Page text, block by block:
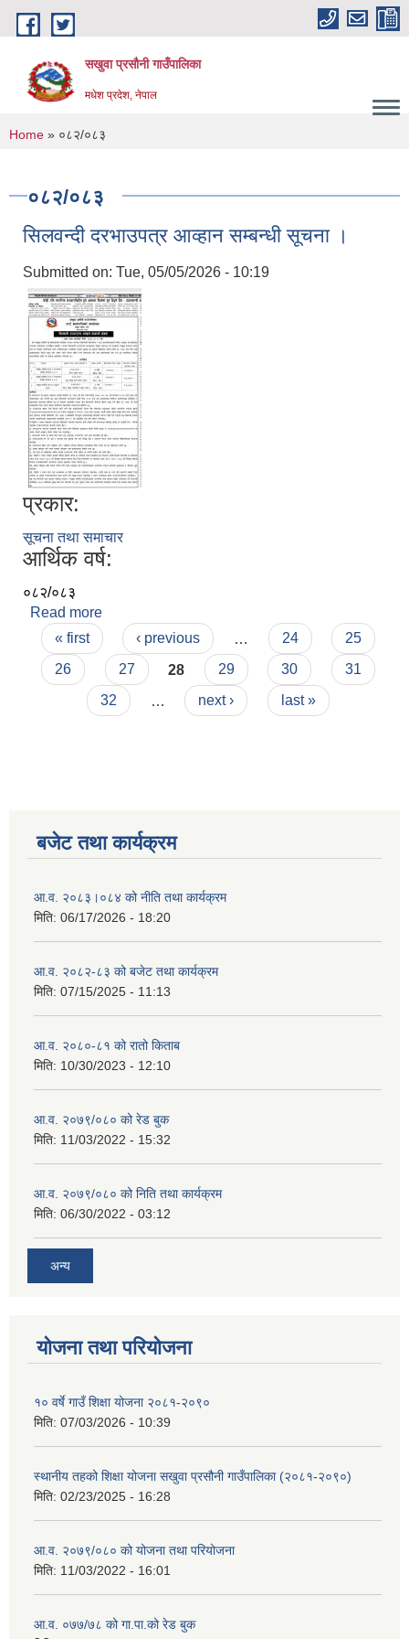
Skip to main content
सखुवा प्रसौनी गाउँपालिका
मधेश प्रदेश, नेपाल
You are here
Home » ०८२/०८३
०८२/०८३
सिलवन्दी दरभाउपत्र आव्हान सम्बन्धी सूचना ।
Submitted on: Tue, 05/05/2026 - 10:19
प्रकार:
सूचना तथा समाचार
आर्थिक वर्ष:
०८२/०८३
Read more
Pages
« first ‹ previous 24
25
26
27 28 29 30
31
32
next › last »
बजेट तथा कार्यक्रम
आ.व. २०८३।०८४ को नीति तथा कार्यक्रम
मिति: 06/17/2026 - 18:20
आ.व. २०८२-८३ को बजेट तथा कार्यक्रम
मिति: 07/15/2025 - 11:13
आ.व. २०८०-८१ को रातो किताब
मिति: 10/30/2023 - 12:10
आ.व. २०७९/०८० को रेड बुक
मिति: 11/03/2022 - 15:32
आ.व. २०७९/०८० को निति तथा कार्यक्रम
मिति: 06/30/2022 - 03:12
अन्य
योजना तथा परियोजना
१० वर्षे गाउँ शिक्षा योजना २०८१-२०९०
मिति: 07/03/2026 - 10:39
स्थानीय तहको शिक्षा योजना सखुवा प्रसौनी गाउँपालिका (२०८१-२०९०)
मिति: 02/23/2025 - 16:28
आ.व. २०७९/०८० को योजना तथा परियोजना
मिति: 11/03/2022 - 16:01
आ.व. ०७७/७८ को गा.पा.को रेड बुक